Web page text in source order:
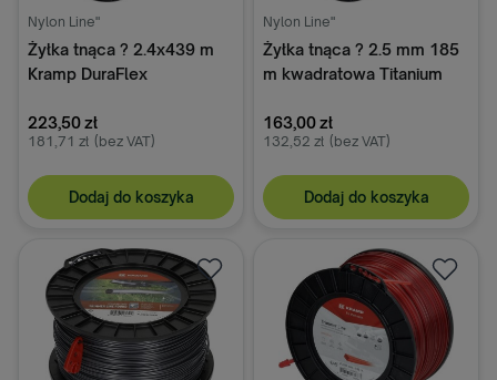
Nylon Line"
Żyłka tnąca ? 2.4x439 m
Kramp DuraFlex
223,50 zł
181,71 zł (bez VAT)
Dodaj do koszyka
Nylon Line"
Żyłka tnąca ? 2.5 mm 185
m kwadratowa Titanium
163,00 zł
132,52 zł (bez VAT)
Dodaj do koszyka